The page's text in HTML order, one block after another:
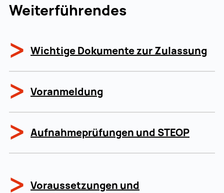
Weiterführendes
Wichtige Dokumente zur Zulassung
Voranmeldung
Aufnahmeprüfungen und STEOP
Voraussetzungen und